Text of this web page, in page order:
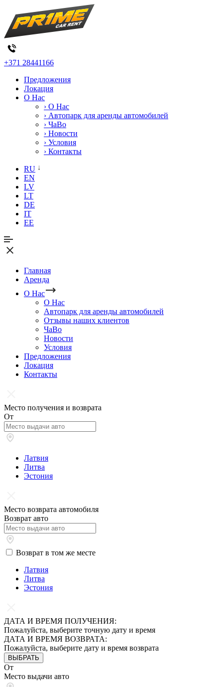
+371 28441166
Предложения
Локация
О Нас
› О Нас
› Автопарк для аренды автомобилей
› ЧаВо
› Новости
› Условия
› Контакты
RU
EN
LV
LT
DE
IT
EE
Главная
Аренда
О Нас
О Нас
Автопарк для аренды автомобилей
Отзывы наших клиентов
ЧаВо
Новости
Условия
Предложения
Локация
Контакты
Место получения и возврата
От
Латвия
Литва
Эстония
Место возврата автомобиля
Возврат авто
Возврат в том же месте
Латвия
Литва
Эстония
ДАТА И ВРЕМЯ ПОЛУЧЕНИЯ:
Пожалуйста, выберите точную дату и время
ДАТА И ВРЕМЯ ВОЗВРАТА:
Пожалуйста, выберите дату и время возврата
ВЫБРАТЬ
От
Место выдачи авто